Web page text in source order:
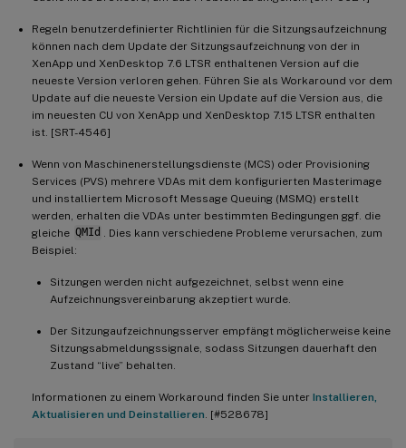
Regeln benutzerdefinierter Richtlinien für die Sitzungsaufzeichnung
können nach dem Update der Sitzungsaufzeichnung von der in
XenApp und XenDesktop 7.6 LTSR enthaltenen Version auf die
neueste Version verloren gehen. Führen Sie als Workaround vor dem
Update auf die neueste Version ein Update auf die Version aus, die
im neuesten CU von XenApp und XenDesktop 7.15 LTSR enthalten
ist. [SRT-4546]
Wenn von Maschinenerstellungsdienste (MCS) oder Provisioning
Services (PVS) mehrere VDAs mit dem konfigurierten Masterimage
und installiertem Microsoft Message Queuing (MSMQ) erstellt
werden, erhalten die VDAs unter bestimmten Bedingungen ggf. die
gleiche QMId
. Dies kann verschiedene Probleme verursachen, zum
Beispiel:
Sitzungen werden nicht aufgezeichnet, selbst wenn eine
Aufzeichnungsvereinbarung akzeptiert wurde.
Der Sitzungaufzeichnungsserver empfängt möglicherweise keine
Sitzungsabmeldungssignale, sodass Sitzungen dauerhaft den
Zustand “live” behalten.
Informationen zu einem Workaround finden Sie unter Installieren,
Aktualisieren und Deinstallieren . [#528678]